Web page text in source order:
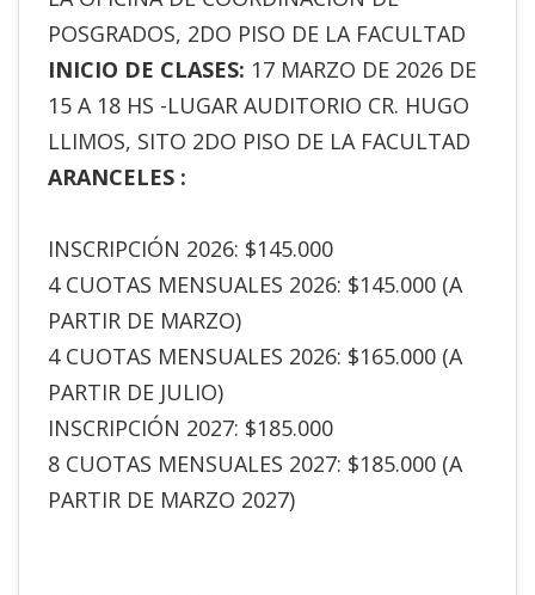
POSGRADOS, 2DO PISO DE LA FACULTAD
INICIO DE CLASES: 17 MARZO DE 2026 DE
15 A 18 HS -LUGAR AUDITORIO CR. HUGO
LLIMOS, SITO 2DO PISO DE LA FACULTAD
ARANCELES :
INSCRIPCIÓN 2026: $145.000
4 CUOTAS MENSUALES 2026: $145.000 (A
PARTIR DE MARZO)
4 CUOTAS MENSUALES 2026: $165.000 (A
PARTIR DE JULIO)
INSCRIPCIÓN 2027: $185.000
8 CUOTAS MENSUALES 2027: $185.000 (A
PARTIR DE MARZO 2027)